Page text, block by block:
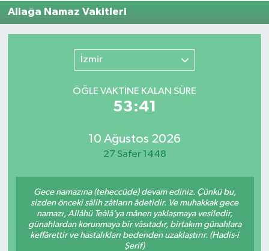
Aliağa Namaz Vakitleri
İzmir
ÖĞLE VAKTİNE KALAN SÜRE
53:41
10 Ağustos 2026
27 Safer 1448
Gece namazına (teheccüde) devam ediniz. Çünkü bu,
sizden önceki sâlih zâtların âdetidir. Ve muhakkak gece
namazı, Allâhü Teâlâ’ya mânen yaklaşmaya vesîledir,
günahlardan korunmaya bir vâsıtadır, birtakım günahlara
keffârettir ve hastalıkları bedenden uzaklaştırır. (Hadis-i
Şerif)
Son Dakika Haberleri